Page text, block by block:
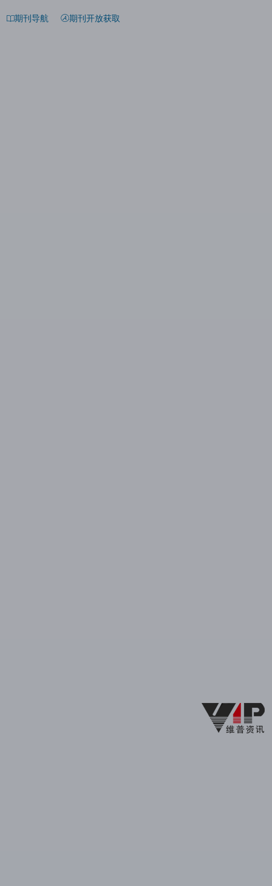
期刊导航 期刊开放获取